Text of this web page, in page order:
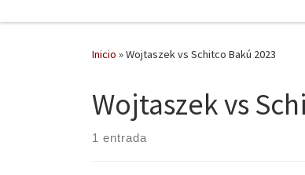
Inicio »Wojtaszek vs Schitco Bakú 2023
Wojtaszek vs
1 entrada